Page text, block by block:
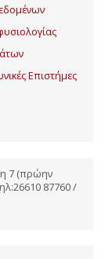
Επιστήμες
7 (πρώην
87760 /